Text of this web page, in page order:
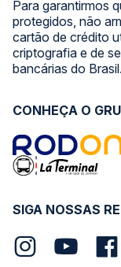
Para garantirmos
protegidos, não
cartão de crédito
criptografia e de
bancárias do Brasil.
SIGA NOSSAS
CONHEÇA O